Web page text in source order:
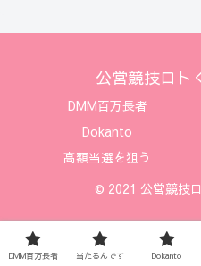
公営競技ロト
DMM百万長者
Dokanto
高額当選を狙う
© 2021 公営競技
DMM百万長者 当たるんです Dokanto